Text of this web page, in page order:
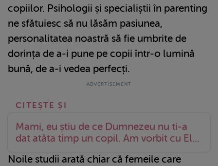
copiilor. Psihologii și specialiștii în parenting
ne sfătuiesc să nu lăsăm pasiunea,
personalitatea noastră să fie umbrite de
dorința de a-i pune pe copii într-o lumină
bună, de a-i vedea perfecți.
Mami, eu știu de ce Dumnezeu nu ti-a
dat atâta timp un copil. Am vorbit cu El...
Noile studii arată chiar că femeile care